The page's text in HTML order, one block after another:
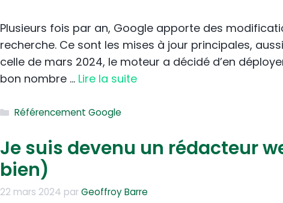
Plusieurs fois par an, Google apporte des
recherche. Ce sont les mises à jour principales,
celle de mars 2024, le moteur a décidé d’en
bon nombre … Lire la suite
Catégories
Référencement Google
Je suis devenu un rédacteur
bien)
22 mars 2024 parGeoffroy Barre